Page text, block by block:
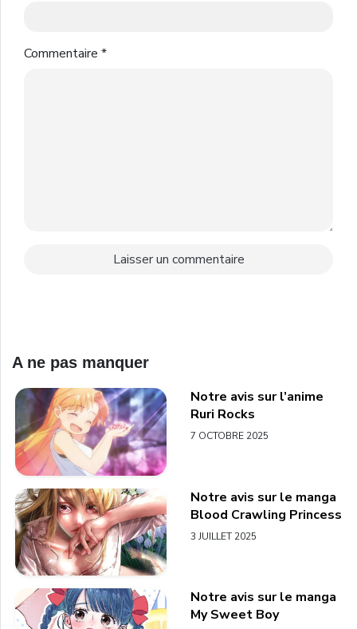
Commentaire *
A ne pas manquer
Notre avis sur l’anime
Ruri Rocks
7 OCTOBRE 2025
Notre avis sur le manga
Blood Crawling Princess
3 JUILLET 2025
Notre avis sur le manga
My Sweet Boy